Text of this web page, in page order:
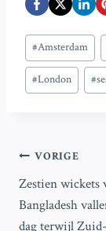
Bericht
tags:
#Amsterdam
#London #
Bericht
navigatie
VORIGE
Zestien wickets
Bangladesh
dag terwijl